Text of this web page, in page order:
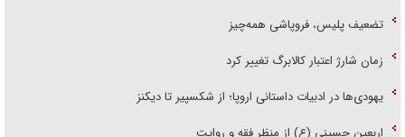
تضعیف پلیس، فروپاشی همه‌چیز
زمان شارژ اعتبار کالابرگ تغییر کرد
یهودی‌ها در ادبیات داستانی اروپا؛ از شکسپیر تا دیکنز
اربعین حسینی (ع) از منظر فقه و روایت